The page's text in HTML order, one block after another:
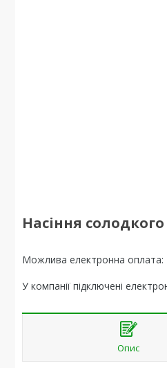
Насіння
У компанії підключені
Опис